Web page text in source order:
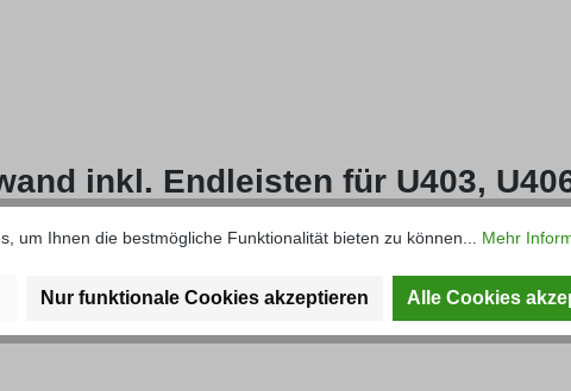
inkl. Endleisten für U403,
um Ihnen die bestmögliche Funktionalität bieten zu können... Mehr
Nur funktionale Cookies akzeptieren Alle Cookies